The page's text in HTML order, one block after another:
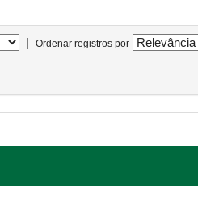
| Ordenar registros por